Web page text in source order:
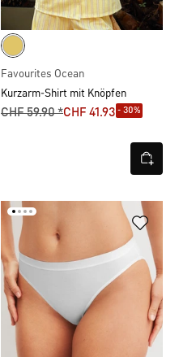
Favourites Ocean
Kurzarm-Shirt mit Knöpfen
CHF 59.90 *CHF 41.93 - 30%